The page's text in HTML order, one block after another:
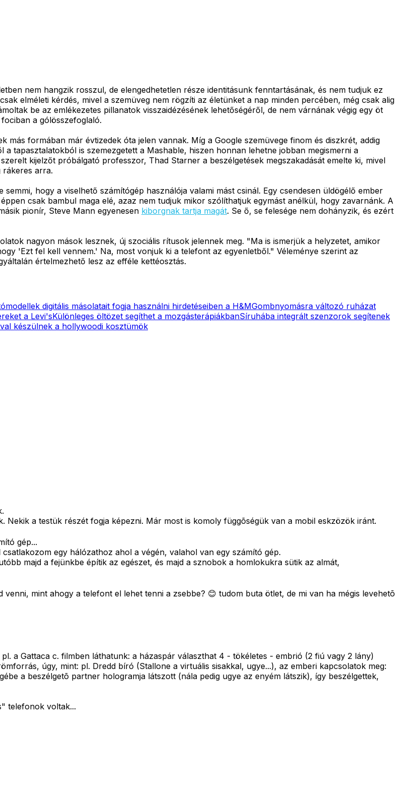
nem hangzik rosszul, de elengedhetetlen része identitásunk fenntartásának, és nem tudjuk ez
elméleti kérdés, mivel a szemüveg nem rögzíti az életünket a nap minden percében, még csak alig
be az emlékezetes pillanatok visszaidézésének lehetőségéről, de nem várnának végig egy öt
a gólösszefoglaló.
más formában már évtizedek óta jelen vannak. Míg a Google szemüvege finom és diszkrét, addig
tapasztalatokból is szemezgetett a Mashable, hiszen honnan lehetne jobban megismerni a
kijelzőt próbálgató professzor, Thad Starner a beszélgetések megszakadását emelte ki, mivel
rákeres arra.
hogy a viselhető számítógép használója valami mást csinál. Egy csendesen üldögélő ember
csak bambul maga elé, azaz nem tudjuk mikor szólíthatjuk egymást anélkül, hogy zavarnánk. A
pionír, Steve Mann egyenesen kiborgnak tartja magát. Se ő, se felesége nem dohányzik, és ezért
nagyon mások lesznek, új szociális rítusok jelennek meg. "Ma is ismerjük a helyzetet, amikor
'Ezt fel kell vennem.' Na, most vonjuk ki a telefont az egyenletből." Véleménye szerint az
értelmezhető lesz az efféle kettéosztás.
digitális másolatait fogja használni hirdetéseiben a H&MGombnyomásra változó ruházat
a Levi'sKülönleges öltözet segíthet a mozgásterápiákbanSíruhába integrált szenzorok segítenek
készülnek a hollywoodi kosztümök
Nekik a testük részét fogja képezni. Már most is komoly függõségük van a mobil eskzözök iránt.
gép...
egy hálózathoz ahol a végén, valahol van egy számító gép.
majd a fejünkbe építik az egészet, és majd a sznobok a homlokukra sütik az almát,
mint ahogy a telefont el lehet tenni a zsebbe? 😊 tudom buta ötlet, de mi van ha mégis levehetõ
a Gattaca c. filmben láthatunk: a házaspár választhat 4 - tökéletes - embrió (2 fiú vagy 2 lány)
úgy, mint: pl. Dredd bíró (Stallone a virtuális sisakkal, ugye...), az emberi kapcsolatok meg:
a beszélgetõ partner hologramja látszott (nála pedig ugye az enyém látszik), így beszélgettek,
telefonok voltak...